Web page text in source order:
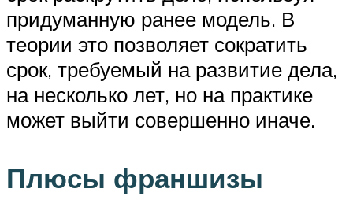
придуманную ранее модель. В
теории это позволяет сократить
срок, требуемый на развитие дела,
на несколько лет, но на практике
может выйти совершенно иначе.
Плюсы франшизы